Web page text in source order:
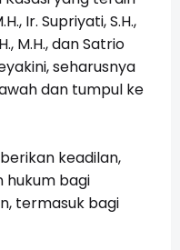
Ir. Supriyati, S.H.,
M.H., dan Satrio
seharusnya
dan tumpul ke
keadilan,
hukum bagi
termasuk bagi